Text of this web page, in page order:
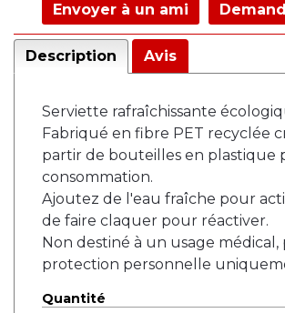
Envoyer à un ami
Description Avis
Serviette rafraîchissante
Fabriqué en fibre PET recyclée
partir de bouteilles en plastique
consommation.
Ajoutez de l'eau fraîche pour
de faire claquer pour réactiver.
Non destiné à un usage médical,
protection personnelle
Quantité